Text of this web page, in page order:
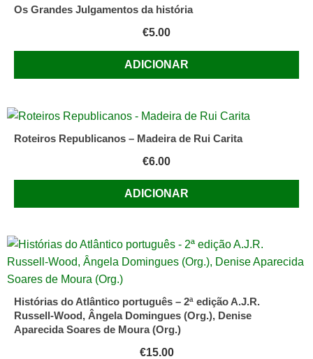
Os Grandes Julgamentos da história
€5.00
ADICIONAR
Roteiros Republicanos – Madeira de Rui Carita
€6.00
ADICIONAR
Histórias do Atlântico português – 2ª edição A.J.R.
Russell-Wood, Ângela Domingues (Org.), Denise
Aparecida Soares de Moura (Org.)
€15.00